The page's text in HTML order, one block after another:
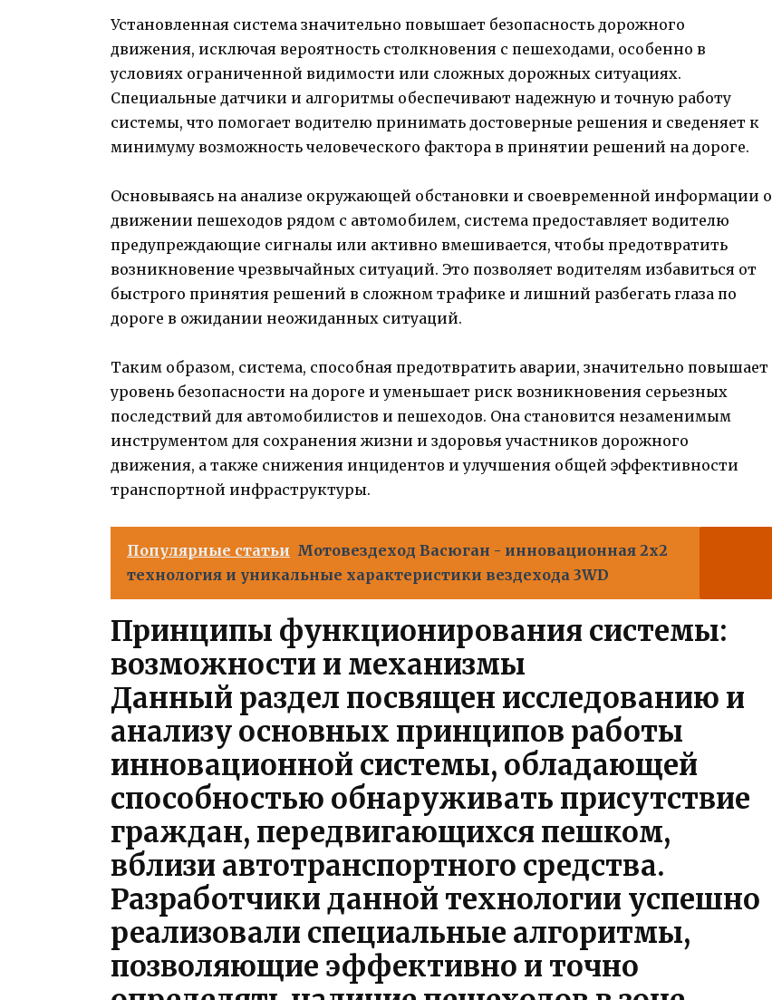
Установленная система значительно повышает безопасность дорожного
движения, исключая вероятность столкновения с пешеходами, особенно в
условиях ограниченной видимости или сложных дорожных ситуациях.
Специальные датчики и алгоритмы обеспечивают надежную и точную работу
системы, что помогает водителю принимать достоверные решения и сведеняет к
минимуму возможность человеческого фактора в принятии решений на дороге.
Основываясь на анализе окружающей обстановки и своевременной информации о
движении пешеходов рядом с автомобилем, система предоставляет водителю
предупреждающие сигналы или активно вмешивается, чтобы предотвратить
возникновение чрезвычайных ситуаций. Это позволяет водителям избавиться от
быстрого принятия решений в сложном трафике и лишний разбегать глаза по
дороге в ожидании неожиданных ситуаций.
Таким образом, система, способная предотвратить аварии, значительно повышает
уровень безопасности на дороге и уменьшает риск возникновения серьезных
последствий для автомобилистов и пешеходов. Она становится незаменимым
инструментом для сохранения жизни и здоровья участников дорожного
движения, а также снижения инцидентов и улучшения общей эффективности
транспортной инфраструктуры.
Популярные статьи Мотовездеход Васюган - инновационная 2х2
технология и уникальные характеристики вездехода 3WD
Принципы функционирования системы:
возможности и механизмы
Данный раздел посвящен исследованию и
анализу основных принципов работы
инновационной системы, обладающей
способностью обнаруживать присутствие
граждан, передвигающихся пешком,
вблизи автотранспортного средства.
Разработчики данной технологии успешно
реализовали специальные алгоритмы,
позволяющие эффективно и точно